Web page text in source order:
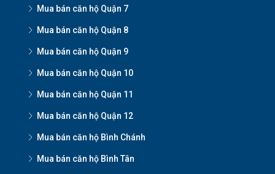
Mua bán căn hộ Quận 7
Mua bán căn hộ Quận 8
Mua bán căn hộ Quận 9
Mua bán căn hộ Quận 10
Mua bán căn hộ Quận 11
Mua bán căn hộ Quận 12
Mua bán căn hộ Bình Chánh
Mua bán căn hộ Bình Tân